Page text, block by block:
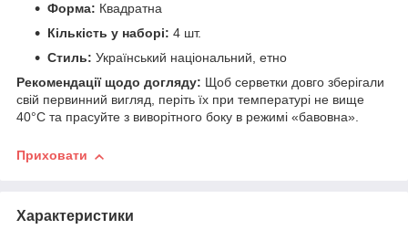
Форма: Квадратна
Кількість у наборі: 4 шт.
Стиль: Український національний, етно
Рекомендації щодо догляду: Щоб серветки довго зберігали
свій первинний вигляд, періть їх при температурі не вище
40°C та прасуйте з виворітного боку в режимі «бавовна».
Приховати
Характеристики